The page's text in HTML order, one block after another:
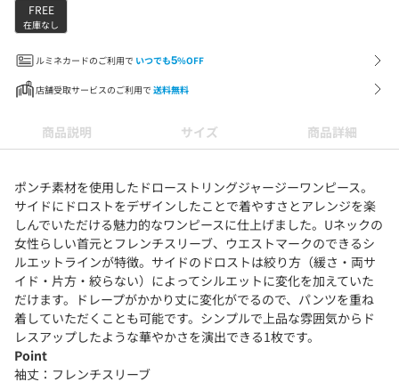
FREE
在庫なし
ルミネカードのご利用で いつでも5%OFF
店舗受取サービスのご利用で 送料無料
商品説明 サイズ 商品詳細
ポンチ素材を使用したドローストリングジャージーワンピース。
サイドにドロストをデザインしたことで着やすさとアレンジを楽
しんでいただける魅力的なワンピースに仕上げました。Uネックの
女性らしい首元とフレンチスリーブ、ウエストマークのできるシ
ルエットラインが特徴。サイドのドロストは絞り方（緩さ・両サ
イド・片方・絞らない）によってシルエットに変化を加えていた
だけます。ドレープがかかり丈に変化がでるので、パンツを重ね
着していただくことも可能です。シンプルで上品な雰囲気からド
レスアップしたような華やかさを演出できる1枚です。
Point
袖丈：フレンチスリーブ